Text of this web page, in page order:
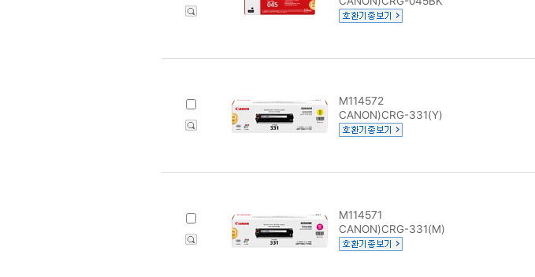
M114572
CANON)CRG-331(Y)
M114571
CANON)CRG-331(M)